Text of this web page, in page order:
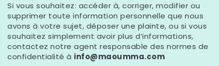
Si vous souhaitez: accéder à, corriger, modifier ou
supprimer toute information personnelle que nous
avons à votre sujet, déposer une plainte, ou si vous
souhaitez simplement avoir plus d’informations,
contactez notre agent responsable des normes de
confidentialité à info@maoumma.com